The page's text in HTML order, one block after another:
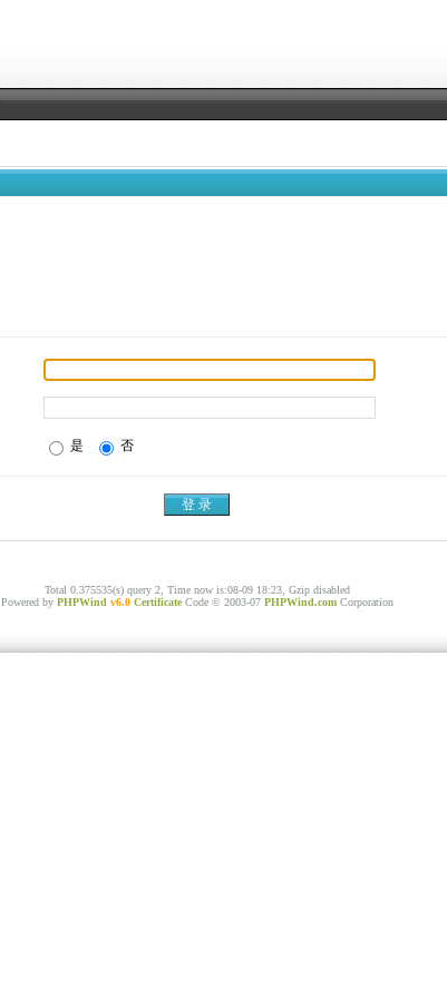
是 否
Total 0.375535(s) query 2, Time now is:08-09 18:23, Gzip disabled
Powered by PHPWind v6.0 Certificate Code © 2003-07 PHPWind.com Corporation